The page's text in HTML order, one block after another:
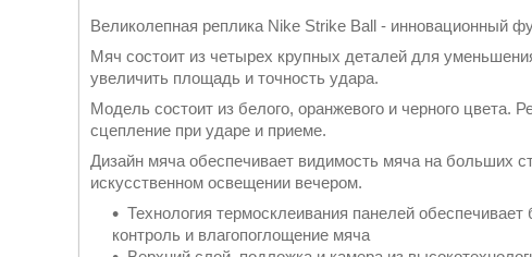
Великолепная реплика Nike Strike Ball - инновационный
Мяч состоит из четырех крупных деталей для
увеличить площадь и точность удара.
Модель состоит из белого, оранжевого и черного цвета.
сцепление при ударе и приеме.
Дизайн мяча обеспечивает видимость мяча на больших
искусственном освещении вечером.
Технология термосклеивания панелей
контроль и влагопоглощение мяча